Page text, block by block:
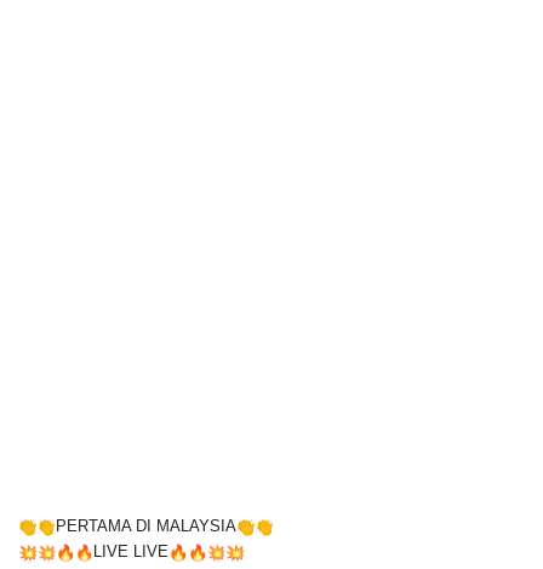
PERTAMA DI MALAYSIA
LIVE LIVE